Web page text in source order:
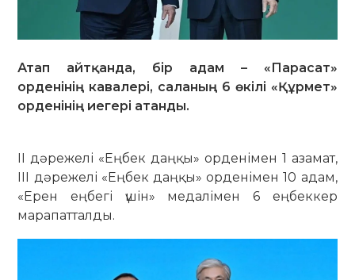
Атап айтқанда, бір адам – «Парасат»
орденінің кавалері, саланың 6 өкілі «Құрмет»
орденінің иегері атанды.
II дәрежелі «Еңбек даңқы» орденімен 1 азамат,
III дәрежелі «Еңбек даңқы» орденімен 10 адам,
«Ерен еңбегі үшін» медалімен 6 еңбеккер
марапатталды.